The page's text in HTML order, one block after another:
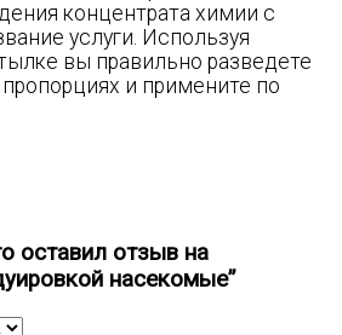
концентрата химии с
услуги. Используя
вы правильно разведете
и примените по
оставил отзыв на
насекомые”